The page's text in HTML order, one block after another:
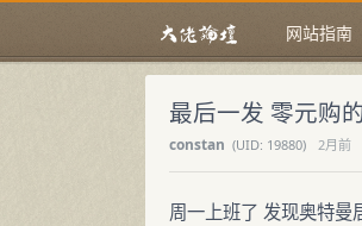
网站指南
最后一发 零元购
constan (UID: 19880) 2月前
周一上班了 发现奥特